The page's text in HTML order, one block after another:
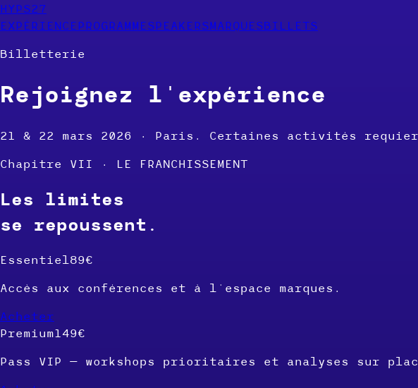
HYPS27
EXPÉRIENCEPROGRAMMESPEAKERSMARQUESBILLETS
Billetterie
Rejoignez l'expérience
21 & 22 mars 2026 · Paris. Certaines activités
Chapitre VII · LE FRANCHISSEMENT
Les limites
se repoussent.
Essentiel 89€
Accès aux conférences et à l'espace marques.
Acheter
Premium149€
Pass VIP — workshops prioritaires et analyses sur